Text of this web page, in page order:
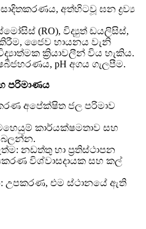
අත්හිටවූ ඝන ද්‍රව්‍ය
(RO), විද්‍යුත් ඩයලිසිස්,
ජෛව හායනය වැනි
ක්‍රියාවලීන් විය හැකිය.
​​pH අගය ගැලපීම.
පරිමාණය
අපේක්ෂිත ජල පරිමාව
කාර්යක්ෂමතාව සහ
බලන්න.
නඩත්තු හා ප්‍රතිස්ථාපන
විශ්වාසදායක සහ කල්
උපකරණ, එම ස්ථානයේ ඇති